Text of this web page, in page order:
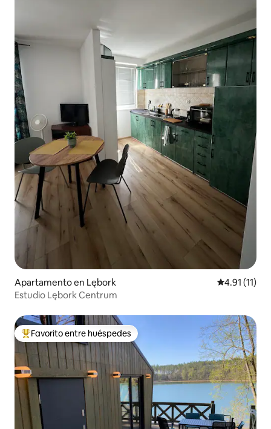
Apartamento en Lębork Calificación
4.91 (11)
Estudio Lębork Centrum
Favorito entre huéspedes preferido
Favorito entre huéspedes